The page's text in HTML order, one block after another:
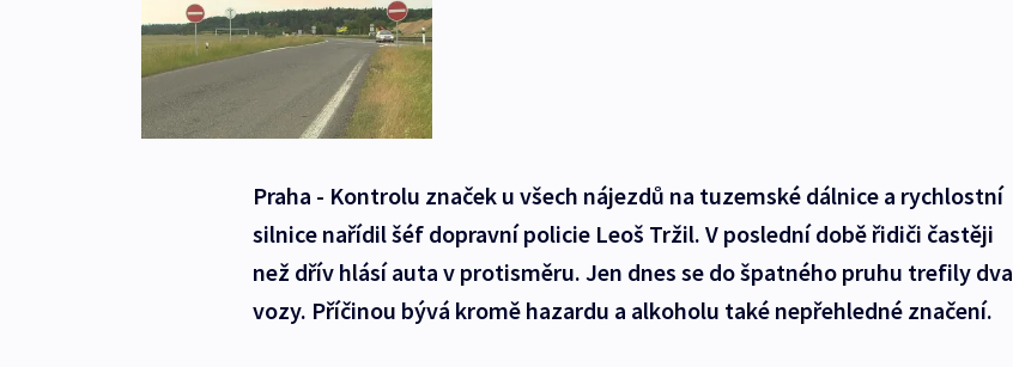
Praha - Kontrolu značek u všech nájezdů na tuzemské dálnice a rychlostní
silnice nařídil šéf dopravní policie Leoš Tržil. V poslední době řidiči častěji
než dřív hlásí auta v protisměru. Jen dnes se do špatného pruhu trefily dva
vozy. Příčinou bývá kromě hazardu a alkoholu také nepřehledné značení.